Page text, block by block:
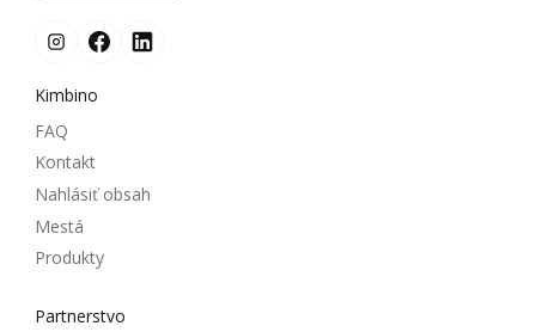
Kimbino
FAQ
Kontakt
Nahlásiť obsah
Mestá
Produkty
Partnerstvo